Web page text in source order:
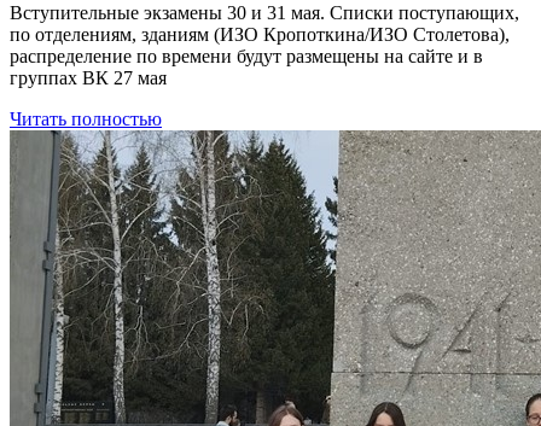
Вступительные экзамены 30 и 31 мая. Списки поступающих,
по отделениям, зданиям (ИЗО Кропоткина/ИЗО Столетова),
распределение по времени будут размещены на сайте и в
группах ВК 27 мая
Читать полностью